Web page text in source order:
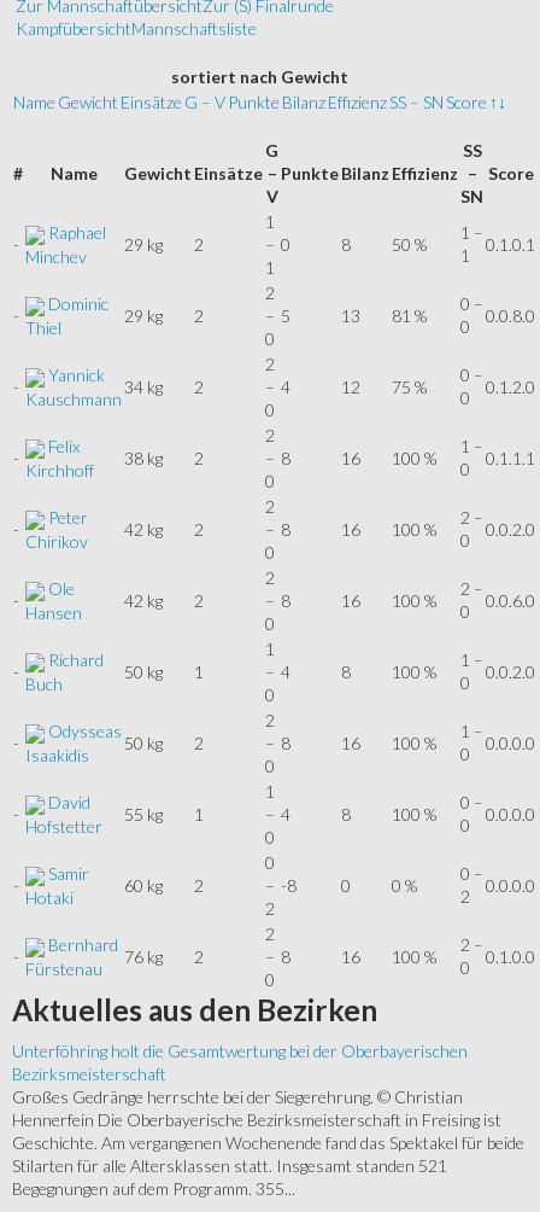
Zur MannschaftübersichtZur (S) Finalrunde
KampfübersichtMannschaftsliste
sortiert nach Gewicht
Name Gewicht Einsätze G – V Punkte BilanzEffizienzSS – SNScore ↑↓
# Name Gewicht Einsätze
G
–
V
PunkteBilanz Effizienz
SS
–
SN
Score
-
Raphael
Minchev
29 kg 2
1
–
1
0 8 50 %
1 –
1
0.1.0.1
-
Dominic
Thiel
29 kg 2
2
–
0
5 13 81 %
0 –
0
0.0.8.0
-
Yannick
Kauschmann
34 kg 2
2
–
0
4 12 75 %
0 –
0
0.1.2.0
-
Felix
Kirchhoff
38 kg 2
2
–
0
8 16 100 %
1 –
0
0.1.1.1
-
Peter
Chirikov
42 kg 2
2
–
0
8 16 100 %
2 –
0
0.0.2.0
-
Ole
Hansen
42 kg 2
2
–
0
8 16 100 %
2 –
0
0.0.6.0
-
Richard
Buch
50 kg 1
1
–
0
4 8 100 %
1 –
0
0.0.2.0
-
Odysseas
Isaakidis
50 kg 2
2
–
0
8 16 100 %
1 –
0
0.0.0.0
-
David
Hofstetter
55 kg 1
1
–
0
4 8 100 %
0 –
0
0.0.0.0
-
Samir
Hotaki
60 kg 2
0
–
2
-8 0 0 %
0 –
2
0.0.0.0
-
Bernhard
Fürstenau
76 kg 2
2
–
0
8 16 100 %
2 –
0
0.1.0.0
Aktuelles aus den Bezirken
Unterföhring holt die Gesamtwertung bei der Oberbayerischen
Bezirksmeisterschaft
Großes Gedränge herrschte bei der Siegerehrung. © Christian
Hennerfein Die Oberbayerische Bezirksmeisterschaft in Freising ist
Geschichte. Am vergangenen Wochenende fand das Spektakel für beide
Stilarten für alle Altersklassen statt. Insgesamt standen 521
Begegnungen auf dem Programm. 355...